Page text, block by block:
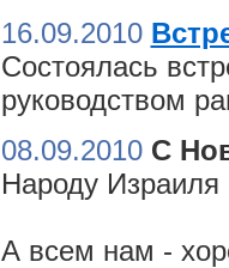
16.09.2010
Состоялась
руководством
08.09.2010 С
Народу Израиля
А всем нам -